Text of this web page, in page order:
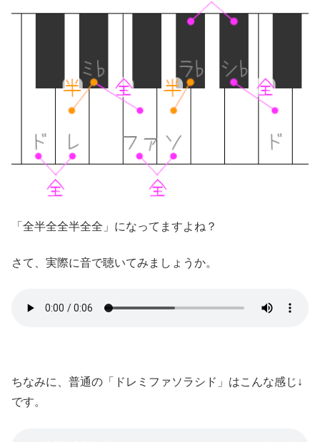
「全半全全半全全」になってますよね？
さて、実際に音で聴いてみましょうか。
ちなみに、普通の「ドレミファソラシド」はこんな感じ↓
です。